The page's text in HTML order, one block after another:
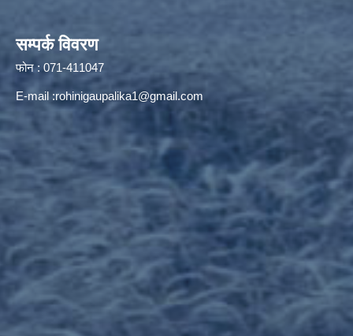
सम्पर्क विवरण
फोन : 071-411047
E-mail :rohinigaupalika1@gmail.com